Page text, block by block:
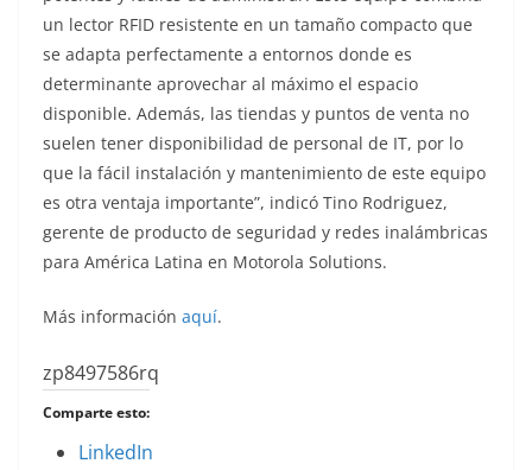
un lector RFID resistente en un tamaño compacto que
se adapta perfectamente a entornos donde es
determinante aprovechar al máximo el espacio
disponible. Además, las tiendas y puntos de venta no
suelen tener disponibilidad de personal de IT, por lo
que la fácil instalación y mantenimiento de este equipo
es otra ventaja importante”, indicó Tino Rodriguez,
gerente de producto de seguridad y redes inalámbricas
para América Latina en Motorola Solutions.
Más información aquí.
zp8497586rq
Comparte esto:
LinkedIn